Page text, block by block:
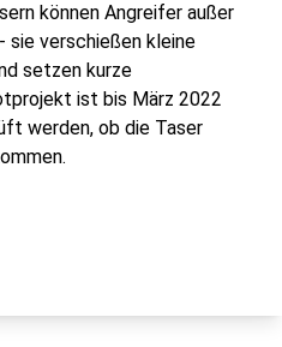
können Angreifer außer
verschießen kleine
setzen kurze
ist bis März 2022
werden, ob die Taser